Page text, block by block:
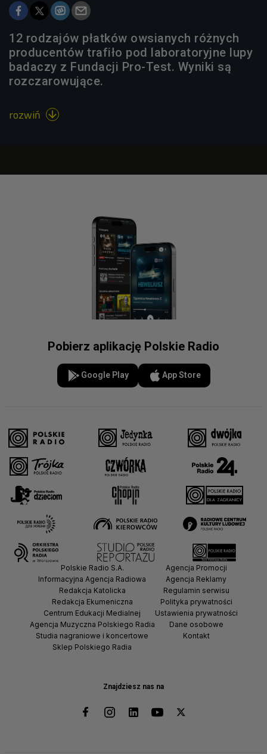
12 rodzajów płatków owsianych różnych
producentów trafiło pod laboratoryjne lupy
badaczy z Fundacji Pro-Test. Wyniki są
rozczarowujące.
rozwiń 
Pobierz aplikację Polskie Radio
Google Play App Store
Znajdziesz nas na
Polskie Radio S.A.
Informacyjna Agencja Radiowa
Redakcja Katolicka
Redakcja Ekumeniczna
Centrum Edukacji Medialnej
Agencja Muzyczna Polskiego Radia
Studia nagraniowe i koncertowe
Sklep Polskiego Radia
Agencja Promocji
Agencja Reklamy
Regulamin serwisu
Polityka prywatności
Ustawienia prywatności
Dane osobowe
Kontakt